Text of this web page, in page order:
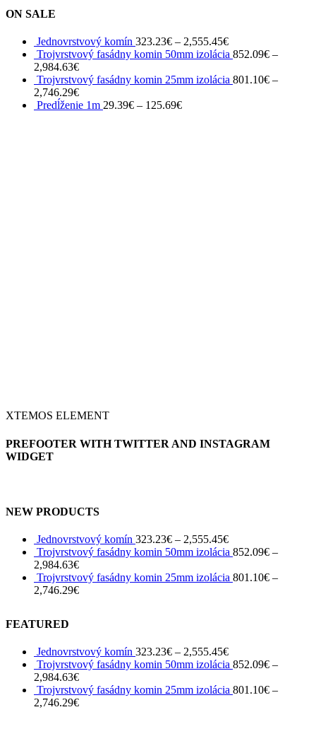
ON SALE
Jednovrstvový komín 323.23€ – 2,555.45€
Trojvrstvový fasádny komin 50mm izolácia 852.09€ –
2,984.63€
Trojvrstvový fasádny komin 25mm izolácia 801.10€ –
2,746.29€
Predĺženie 1m 29.39€ – 125.69€
XTEMOS ELEMENT
PREFOOTER WITH TWITTER AND INSTAGRAM
WIDGET
NEW PRODUCTS
Jednovrstvový komín 323.23€ – 2,555.45€
Trojvrstvový fasádny komin 50mm izolácia 852.09€ –
2,984.63€
Trojvrstvový fasádny komin 25mm izolácia 801.10€ –
2,746.29€
FEATURED
Jednovrstvový komín 323.23€ – 2,555.45€
Trojvrstvový fasádny komin 50mm izolácia 852.09€ –
2,984.63€
Trojvrstvový fasádny komin 25mm izolácia 801.10€ –
2,746.29€